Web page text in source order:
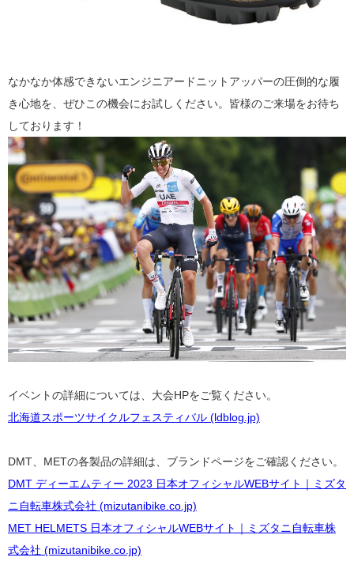
なかなか体感できないエンジニアードニットアッパーの圧倒的な履
き心地を、ぜひこの機会にお試しください。皆様のご来場をお待ち
しております！
イベントの詳細については、大会HPをご覧ください。
北海道スポーツサイクルフェスティバル (ldblog.jp)
DMT、METの各製品の詳細は、ブランドページをご確認ください。
DMT ディーエムティー 2023 日本オフィシャルWEBサイト｜ミズタ
ニ自転車株式会社 (mizutanibike.co.jp)
MET HELMETS 日本オフィシャルWEBサイト｜ミズタニ自転車株
式会社 (mizutanibike.co.jp)